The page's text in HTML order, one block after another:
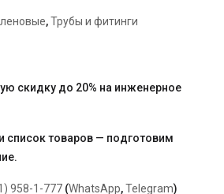
,Трубы и фитинги
скидку до 20% на инженерное
список товаров — подготовим
958-1-777 (WhatsApp,Telegram)